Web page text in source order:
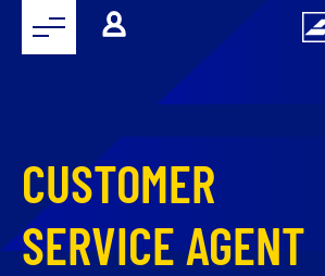
CUSTOMER
SERVICE AGENT